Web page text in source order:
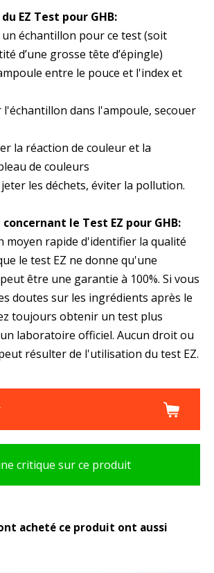
EZ Test pour GHB:
échantillon pour ce test (soit
d’une grosse tête d’épingle)
entre le pouce et l'index et
l'échantillon dans l'ampoule, secouer
la réaction de couleur et la
de couleurs
les déchets, éviter la pollution.
le Test EZ pour GHB:
moyen rapide d'identifier la qualité
le test EZ ne donne qu'une
être une garantie à 100%. Si vous
doutes sur les ingrédients après le
toujours obtenir un test plus
laboratoire officiel. Aucun droit ou
résulter de l'utilisation du test EZ.
critique sur ce produit
acheté ce produit ont aussi